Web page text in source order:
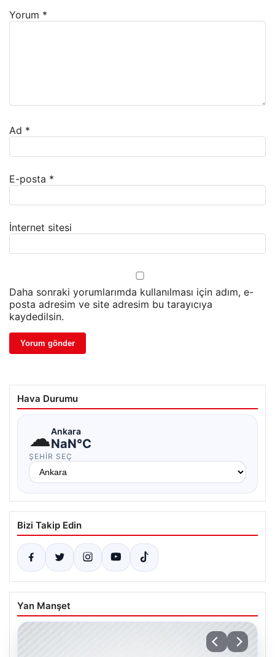
Yorum *
Ad *
E-posta *
İnternet sitesi
Daha sonraki yorumlarımda kullanılması için adım, e-
posta adresim ve site adresim bu tarayıcıya
kaydedilsin.
Hava Durumu
☁Ankara
NaN°C
ŞEHIR SEÇ
Bizi Takip Edin
Yan Manşet